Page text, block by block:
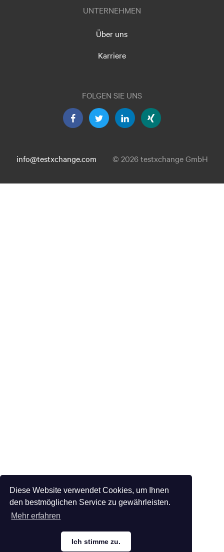
Diese Website verwendet Cookies, um Ihnen
den bestmöglichen Service zu gewährleisten.
Mehr erfahren
Ich stimme zu.
UNTERNEHMEN
Über uns
Karriere
FOLGEN SIE UNS
info@testxchange.com © 2026 testxchange GmbH